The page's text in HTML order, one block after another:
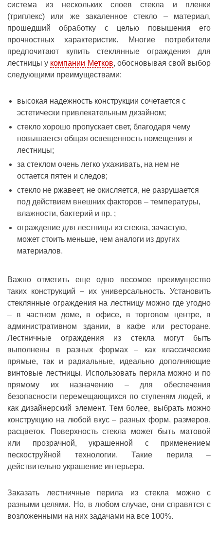
система из нескольких слоев стекла и пленки
(триплекс) или же закаленное стекло – материал,
прошедший обработку с целью повышения его
прочностных характеристик. Многие потребители
предпочитают купить стеклянные ограждения для
лестницы у компании Метков, обосновывая свой выбор
следующими преимуществами:
высокая надежность конструкции сочетается с
эстетически привлекательным дизайном;
стекло хорошо пропускает свет, благодаря чему
повышается общая освещенность помещения и
лестницы;
за стеклом очень легко ухаживать, на нем не
остается пятен и следов;
стекло не ржавеет, не окисляется, не разрушается
под действием внешних факторов – температуры,
влажности, бактерий и пр. ;
ограждение для лестницы из стекла, зачастую,
может стоить меньше, чем аналоги из других
материалов.
Важно отметить еще одно весомое преимущество
таких конструкций – их универсальность. Установить
стеклянные ограждения на лестницу можно где угодно
– в частном доме, в офисе, в торговом центре, в
административном здании, в кафе или ресторане.
Лестничные ограждения из стекла могут быть
выполнены в разных формах – как классические
прямые, так и радиальные, идеально дополняющие
винтовые лестницы. Использовать перила можно и по
прямому их назначению – для обеспечения
безопасности перемещающихся по ступеням людей, и
как дизайнерский элемент. Тем более, выбрать можно
конструкцию на любой вкус – разных форм, размеров,
расцветок. Поверхность стекла может быть матовой
или прозрачной, украшенной с применением
пескоструйной технологии. Такие перила –
действительно украшение интерьера.
Заказать лестничные перила из стекла можно с
разными целями. Но, в любом случае, они справятся с
возложенными на них задачами на все 100%.